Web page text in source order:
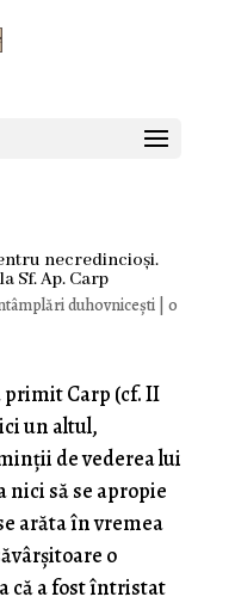
necredincioși.
Sf. Ap. Carp
duhovnicești| 0
Carp (cf. II
un altul,
de vederea lui
nici să se apropie
arăta în vremea
o
că a fost întristat